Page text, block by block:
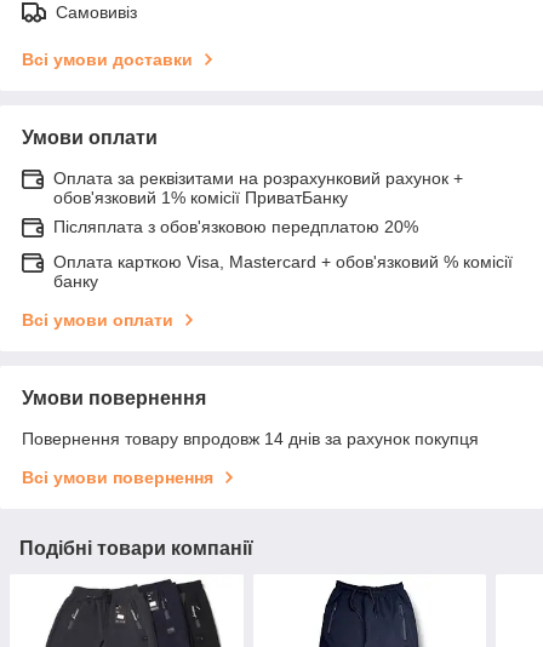
Самовивіз
Всі умови доставки
Умови оплати
Оплата за реквізитами на розрахунковий рахунок +
обов'язковий 1% комісії ПриватБанку
Післяплата з обов'язковою передплатою 20%
Оплата карткою Visa, Mastercard + обов'язковий % комісії
банку
Всі умови оплати
Умови повернення
Повернення товару впродовж 14 днів за рахунок покупця
Всі умови повернення
Подібні товари компанії